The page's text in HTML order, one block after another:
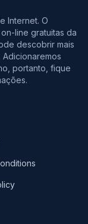
Internet. O
line gratuitas da
descobrir mais
Adicionaremos
portanto, fique